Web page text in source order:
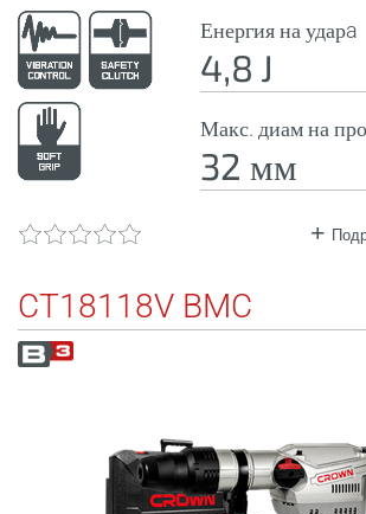
Енергия на ударa
4,8 J
Макс. диам на
32 мм
CT18118V BMC